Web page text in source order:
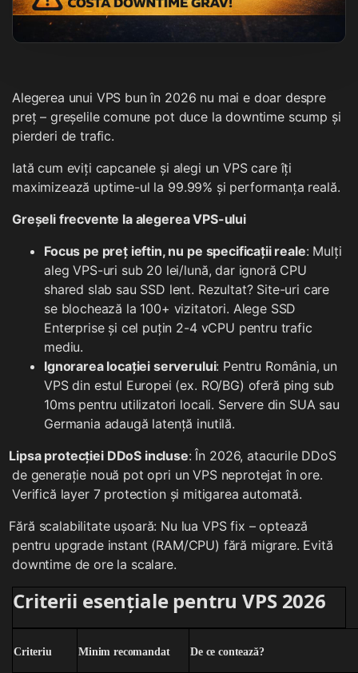
Alegerea unui VPS bun în 2026 nu mai e doar despre
preț – greșelile comune pot duce la downtime scump și
pierderi de trafic.
Iată cum eviți capcanele și alegi un VPS care îți
maximizează uptime-ul la 99.99% și performanța reală.
Greșeli frecvente la alegerea VPS-ului
Focus pe preț ieftin, nu pe specificații reale: Mulți
aleg VPS-uri sub 20 lei/lună, dar ignoră CPU
shared slab sau SSD lent. Rezultat? Site-uri care
se blochează la 100+ vizitatori. Alege SSD
Enterprise și cel puțin 2-4 vCPU pentru trafic
mediu.
Ignorarea locației serverului: Pentru România, un
VPS din estul Europei (ex. RO/BG) oferă ping sub
10ms pentru utilizatori locali. Servere din SUA sau
Germania adaugă latență inutilă.
Lipsa protecției DDoS incluse: În 2026, atacurile DDoS
de generație nouă pot opri un VPS neprotejat în ore.
Verifică layer 7 protection și mitigarea automată.
Fără scalabilitate ușoară: Nu lua VPS fix – optează
pentru upgrade instant (RAM/CPU) fără migrare. Evită
downtime de ore la scalare.
Criterii esențiale pentru VPS 2026
Criteriu Minim recomandat De ce contează?